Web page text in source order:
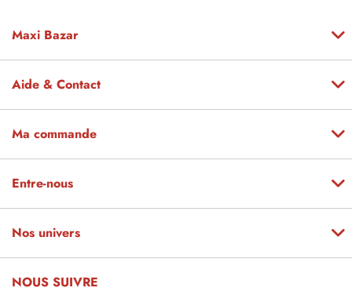
Maxi Bazar
Aide & Contact
Ma commande
Entre-nous
Nos univers
NOUS SUIVRE